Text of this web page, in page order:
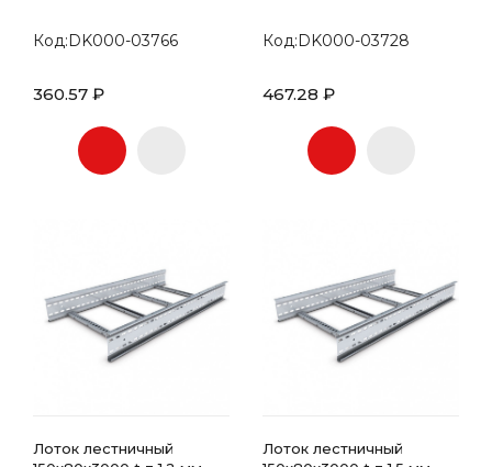
Код:DK000-03766
360.57 ₽
Код:DK000-03728
467.28 ₽
Лоток лестничный
Лоток лестничный